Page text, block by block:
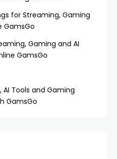
for Streaming, Gaming
GamsGo
Gaming and AI
GamsGo
Tools and Gaming
GamsGo